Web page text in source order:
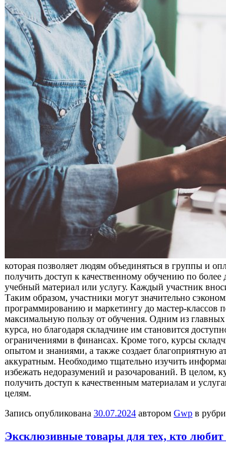
которая позволяет людям объединяться в группы и
получить доступ к качественному обучению по
учебный материал или услугу. Каждый участник
Таким образом, участники могут значительно
программированию и маркетингу до мастер-
максимальную пользу от обучения. Одним из
курса, но благодаря складчине им становится
ограничениями в финансах. Кроме того, курсы
опытом и знаниями, а также создает благоприятную
аккуратным. Необходимо тщательно изучить
избежать недоразумений и разочарований. В целом,
получить доступ к качественным материалам и
целям.
Запись опубликована 30.07.2024 автором Gwp в
Эксклюзивные товары для тех, кто любит